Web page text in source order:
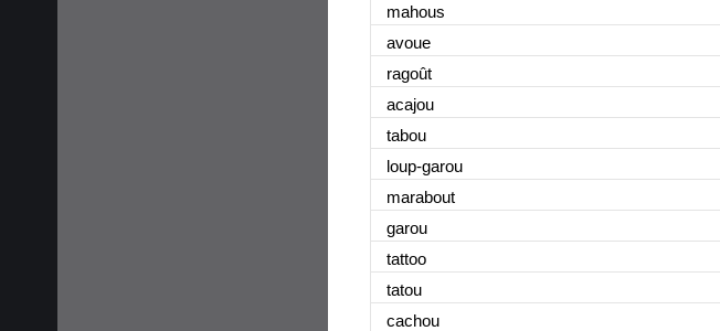
mahous
avoue
ragoût
acajou
tabou
loup-garou
marabout
garou
tattoo
tatou
cachou